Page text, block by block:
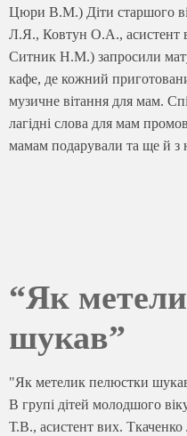
Цюри В.М.) Діти старшого
Л.Я., Ковтун О.А.,
Ситник Н.М.) запросили
кафе, де кожний
музичне вітання для мам.
лагідні слова для мам
мамам подарували та ще
“Як
шукав”
"Як метелик пелюстки
В групі дітей молодшого
Т.В., асистент вих.